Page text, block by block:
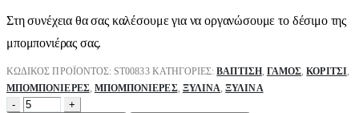
Στη συνέχεια θα σας καλέσουμε για να οργανώσουμε το δέσιμο της
μπομπονιέρας σας.
ΚΩΔΙΚΌΣ ΠΡΟΪΌΝΤΟΣ:ST00833 ΚΑΤΗΓΟΡΊΕΣ:ΒΑΠΤΙΣΗ, ΓΑΜΟΣ ,ΚΟΡΊΤΣΙ,
ΜΠΟΜΠΟΝΙΈΡΕΣ, ΜΠΟΜΠΟΝΙΈΡΕΣ, ΞΎΛΙΝΑ ,ΞΎΛΙΝΑ
-
+